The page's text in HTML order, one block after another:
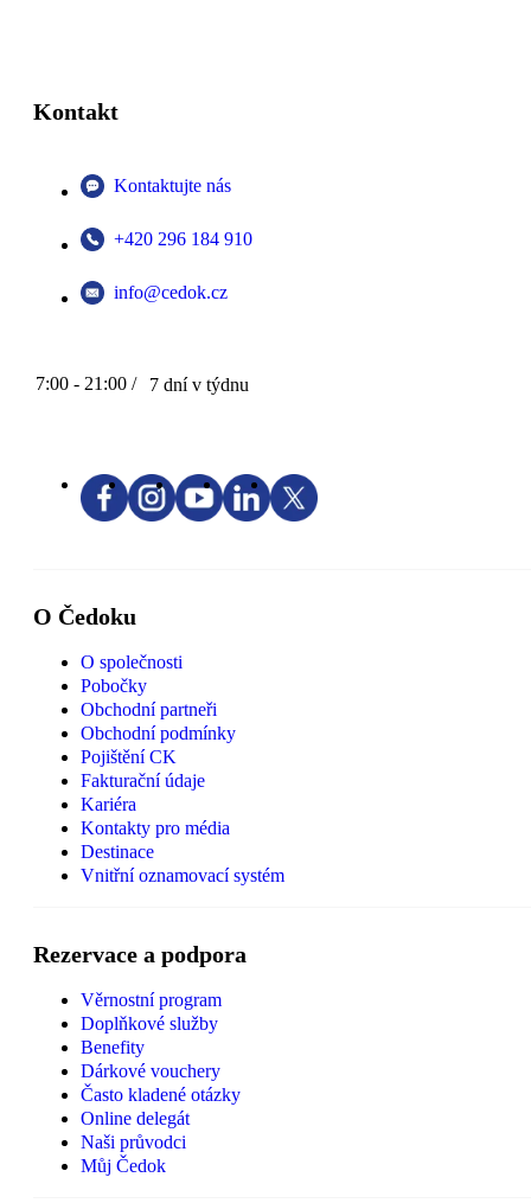
Kontakt
Kontaktujte nás
+420 296 184 910
info@cedok.cz
7:00 - 21:00 / 7 dní v týdnu
O Čedoku
O společnosti
Pobočky
Obchodní partneři
Obchodní podmínky
Pojištění CK
Fakturační údaje
Kariéra
Kontakty pro média
Destinace
Vnitřní oznamovací systém
Rezervace a podpora
Věrnostní program
Doplňkové služby
Benefity
Dárkové vouchery
Často kladené otázky
Online delegát
Naši průvodci
Můj Čedok